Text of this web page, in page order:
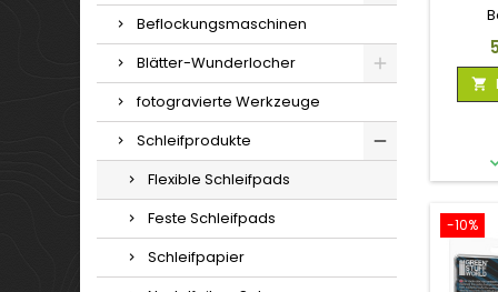
Beflockungsmaschinen
Blätter-Wunderlocher
fotogravierte Werkzeuge
Schleifprodukte
Flexible Schleifpads
Feste Schleifpads
Schleifpapier

-10%